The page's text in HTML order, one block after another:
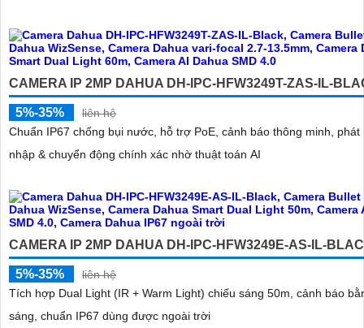
CAMERA IP 2MP DAHUA DH-IPC-HFW3249T-ZAS-IL-
5%-35%
liên hệ
Chuẩn IP67 chống bụi nước, hỗ trợ PoE, cảnh báo thông minh, phát
nhập & chuyển động chính xác nhờ thuật toán AI
CAMERA IP 2MP DAHUA DH-IPC-HFW3249E-AS-IL-
5%-35%
liên hệ
Tích hợp Dual Light (IR + Warm Light) chiếu sáng 50m, cảnh báo
sáng, chuẩn IP67 dùng được ngoài trời